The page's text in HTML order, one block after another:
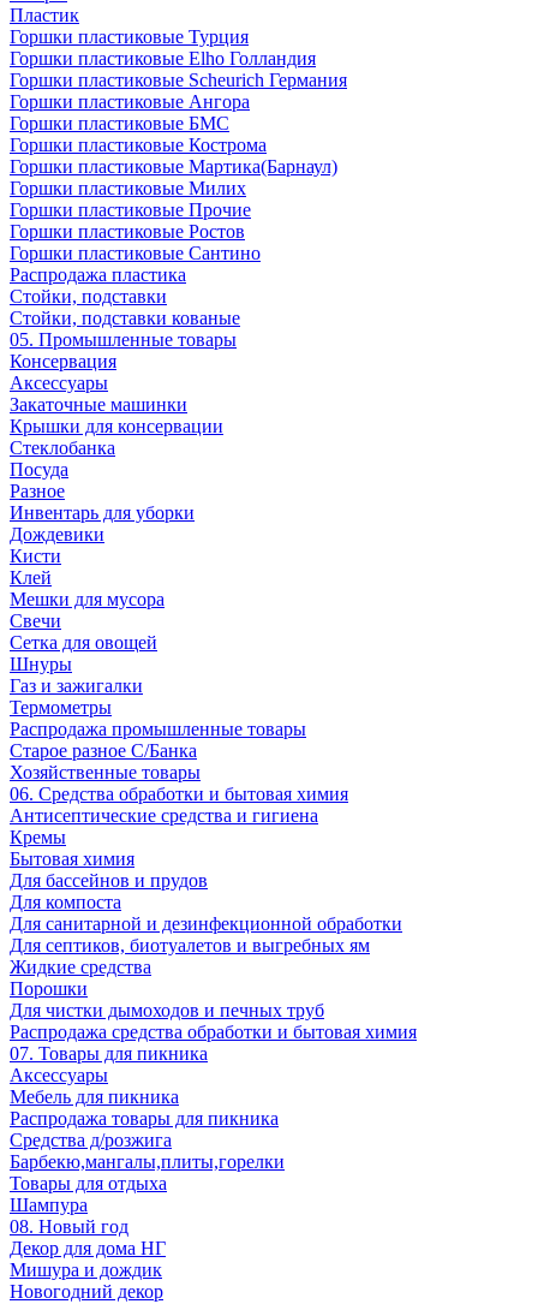
Пластик
Горшки пластиковые Турция
Горшки пластиковые Elho Голландия
Горшки пластиковые Scheuriсh Германия
Горшки пластиковые Ангора
Горшки пластиковые БМС
Горшки пластиковые Кострома
Горшки пластиковые Мартика(Барнаул)
Горшки пластиковые Милих
Горшки пластиковые Прочие
Горшки пластиковые Ростов
Горшки пластиковые Сантино
Распродажа пластика
Стойки, подставки
Стойки, подставки кованые
05. Промышленные товары
Консервация
Аксессуары
Закаточные машинки
Крышки для консервации
Стеклобанка
Посуда
Разное
Инвентарь для уборки
Дождевики
Кисти
Клей
Мешки для мусора
Свечи
Сетка для овощей
Шнуры
Газ и зажигалки
Термометры
Распродажа промышленные товары
Старое разное С/Банка
Хозяйственные товары
06. Средства обработки и бытовая химия
Антисептические средства и гигиена
Кремы
Бытовая химия
Для бассейнов и прудов
Для компоста
Для санитарной и дезинфекционной обработки
Для септиков, биотуалетов и выгребных ям
Жидкие средства
Порошки
Для чистки дымоходов и печных труб
Распродажа средства обработки и бытовая химия
07. Товары для пикника
Аксессуары
Мебель для пикника
Распродажа товары для пикника
Средства д/розжига
Барбекю,мангалы,плиты,горелки
Товары для отдыха
Шампура
08. Новый год
Декор для дома НГ
Мишура и дождик
Новогодний декор